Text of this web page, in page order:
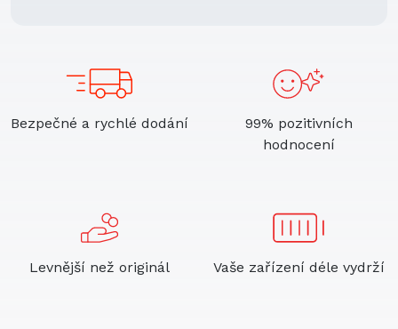
Bezpečné a rychlé dodání
99% pozitivních
hodnocení
Levnější než originál Vaše zařízení déle vydrží